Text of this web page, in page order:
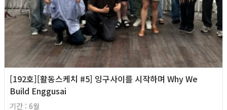
[192호][활동스케치 #5] 잉구사이를 시작하며 Why We
Build Enggusai
기간 : 6월